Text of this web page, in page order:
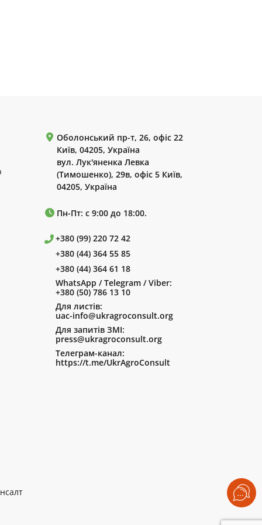
Оболонський пр-т, 26, офіс 22
Київ, 04205, Україна
вул. Лук'яненка Левка
(Тимошенко), 29в, офіс 5 Київ,
04205, Україна
Пн-Пт: с 9:00 до 18:00.
+380 (99) 220 72 42
+380 (44) 364 55 85
+380 (44) 364 61 18
WhatsApp / Telegram / Viber:
+380 (50) 786 13 10
Для листів:
uac-info@ukragroconsult.org
Для запитів ЗМІ:
press@ukragroconsult.org
Телеграм-канал:
https://t.me/UkrAgroConsult